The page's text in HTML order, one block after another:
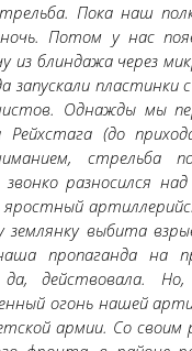
Пока наш
Потом у нас
из блиндажа через
запускали
Однажды мы
(до
стрельба
разносился
яростный
выбита
пропаганда на
действовала. Но,
огонь нашей
армии. Со своим